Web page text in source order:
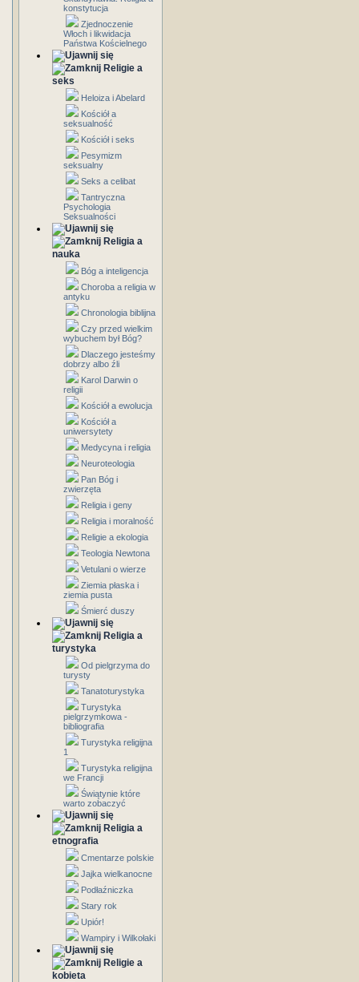
konstytucja
Zjednoczenie
Włoch i likwidacja
Państwa Kościelnego
Religie a
seks
Heloiza i Abelard
Kościół a
seksualność
Kościół i seks
Pesymizm
seksualny
Seks a celibat
Tantryczna
Psychologia
Seksualności
Religia a
nauka
Bóg a inteligencja
Choroba a religia w
antyku
Chronologia biblijna
Czy przed wielkim
wybuchem był Bóg?
Dlaczego jesteśmy
dobrzy albo źli
Karol Darwin o
religii
Kościół a ewolucja
Kościół a
uniwersytety
Medycyna i religia
Neuroteologia
Pan Bóg i
zwierzęta
Religia i geny
Religia i moralność
Religie a ekologia
Teologia Newtona
Vetulani o wierze
Ziemia płaska i
ziemia pusta
Śmierć duszy
Religia a
turystyka
Od pielgrzyma do
turysty
Tanatoturystyka
Turystyka
pielgrzymkowa -
bibliografia
Turystyka religijna
1
Turystyka religijna
we Francji
Świątynie które
warto zobaczyć
Religia a
etnografia
Cmentarze polskie
Jajka wielkanocne
Podłaźniczka
Stary rok
Upiór!
Wampiry i Wilkołaki
Religie a
kobieta